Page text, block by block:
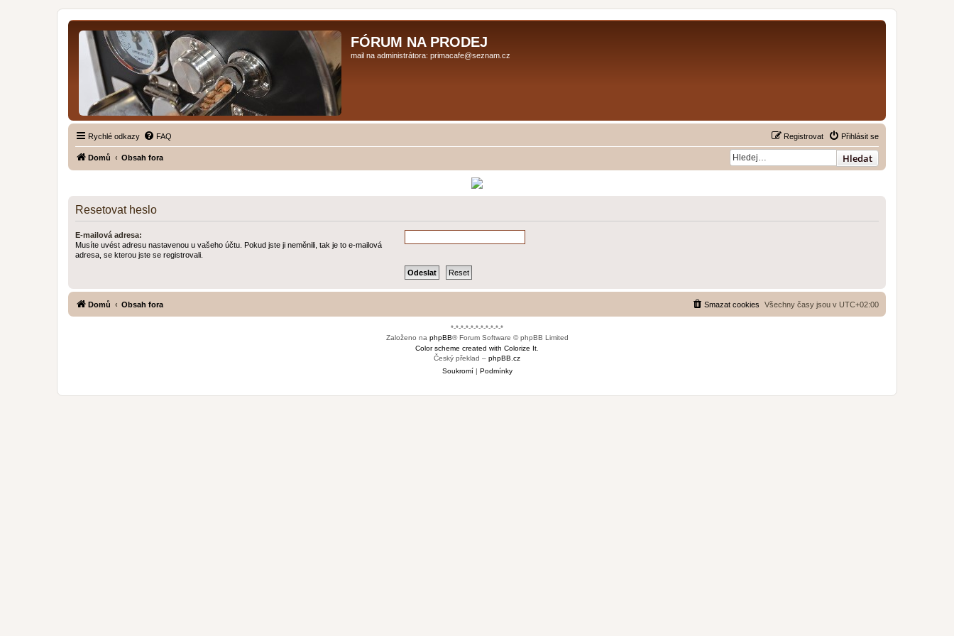
FÓRUM NA PRODEJ
mail na administrátora: primacafe@seznam.cz
Rychlé odkazy FAQ Přihlásit se
Registrovat
Domů Obsah fora Hledat
Resetovat heslo
E-mailová adresa:
Musíte uvést adresu nastavenou u vašeho účtu. Pokud jste ji neměnili, tak je to e-mailová
adresa, se kterou jste se registrovali.
Domů Obsah fora Všechny časy jsou v UTC+02:00
Smazat cookies
*-*-*-*-*-*-*-*-*-*-*
Založeno na phpBB® Forum Software © phpBB Limited
Color scheme created with Colorize It
Český překlad – phpBB.cz
Soukromí| Podmínky